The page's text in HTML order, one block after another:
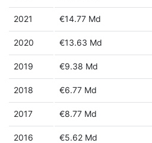
2021 €14.77 Md
2020 €13.63 Md
2019 €9.38 Md
2018 €6.77 Md
2017 €8.77 Md
2016 €5.62 Md